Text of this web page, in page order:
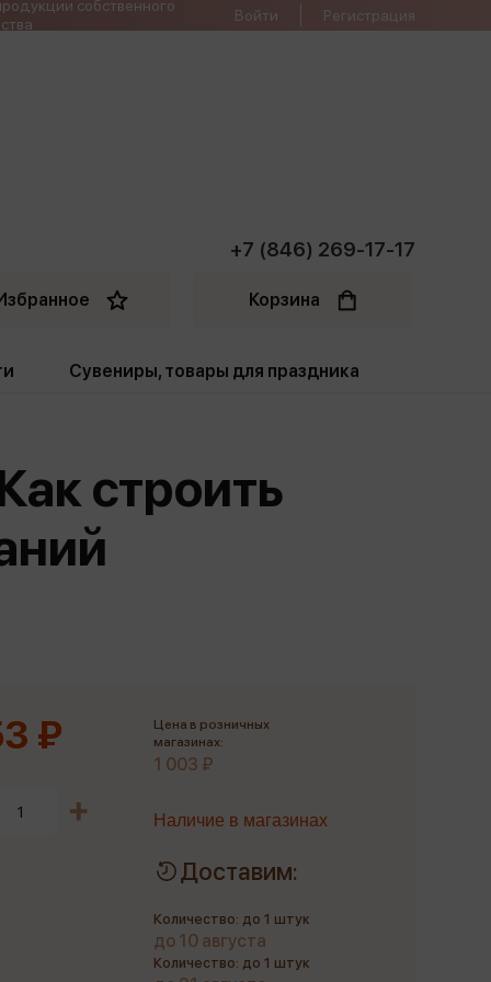
собственного
Войти Регистрация
+7 (846) 269-17-17
Корзина
Сувениры, товары для праздника
Пакеты
Сувениры
строить
₽
Цена в розничных
магазинах:
1 003 ₽
Наличие в магазинах
Доставим:
Количество: до 1 штук
до 10 августа
Количество: до 1 штук